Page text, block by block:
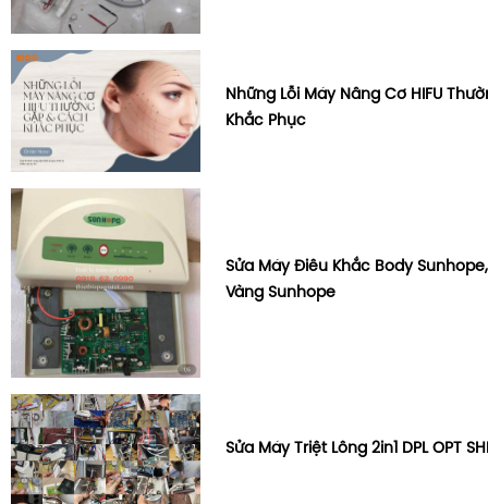
Những Lỗi Máy Nâng Cơ HIFU
Khắc Phục
Sửa Máy Điêu Khắc Body
Vàng Sunhope
Sửa Máy Triệt Lông 2in1 DPL OPT